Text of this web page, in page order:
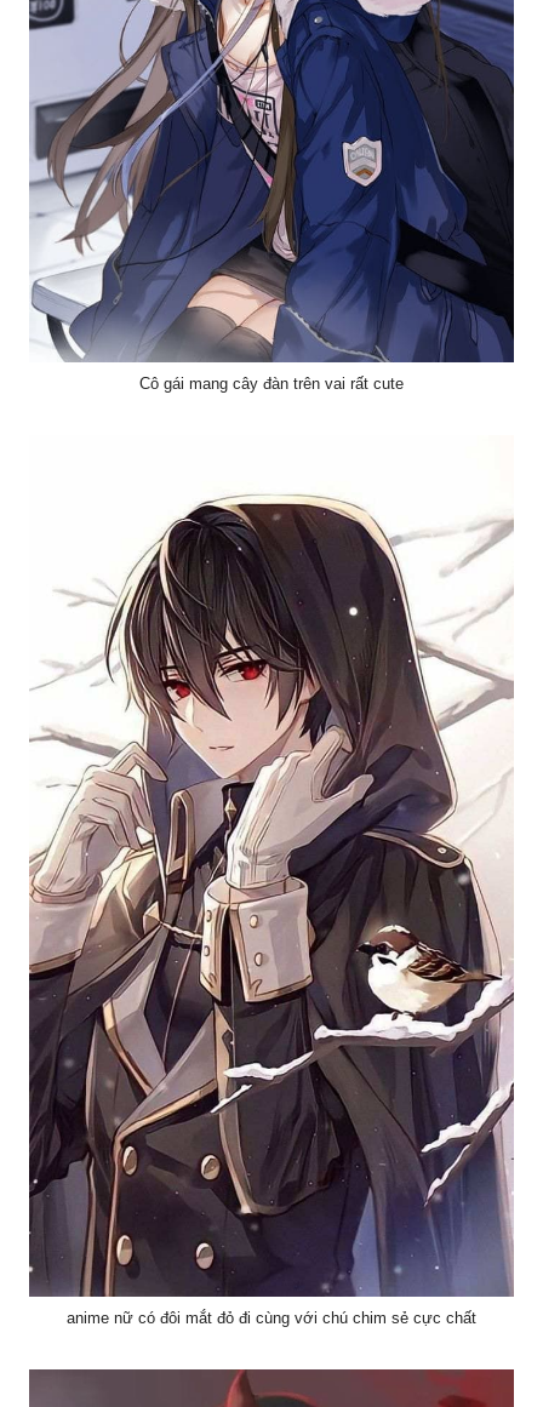
Cô gái mang cây đàn trên vai rất cute
anime nữ có đôi mắt đỏ đi cùng với chú chim sẻ cực chất